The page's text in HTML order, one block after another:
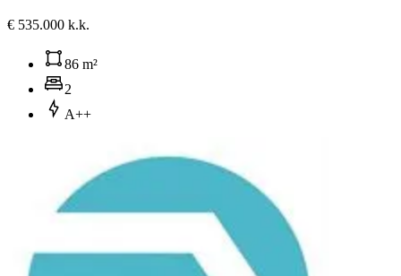
€ 535.000 k.k.
86 m²
2
A++